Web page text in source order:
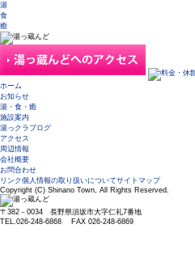
湯
食
癒
ホーム
お知らせ
湯・食・癒
施設案内
湯っクラブログ
アクセス
周辺情報
会社概要
お問合わせ
リンク個人情報の取り扱いについてサイトマップ
Copyright (C) Shinano Town, All Rights Reserved.
〒382－0034 長野県須坂市大字仁礼7番地
TEL.026-248-6868 FAX 026-248-6869